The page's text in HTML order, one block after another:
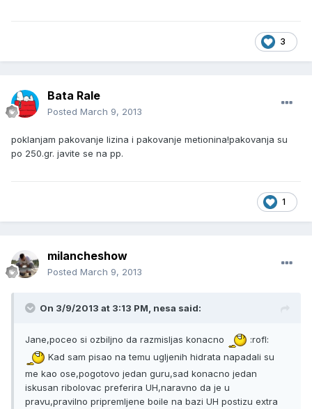
3
Bata Rale
Posted March 9, 2013
poklanjam pakovanje lizina i pakovanje metionina!pakovanja su
po 250.gr. javite se na pp.
1
milancheshow
Posted March 9, 2013
On 3/9/2013 at 3:13 PM, nesa said:
Jane,poceo si ozbiljno da razmisljas konacno
:rofl:
Kad sam pisao na temu ugljenih hidrata napadali su
me kao ose,pogotovo jedan guru,sad konacno jedan
iskusan ribolovac preferira UH,naravno da je u
pravu,pravilno pripremljene boile na bazi UH postizu extra